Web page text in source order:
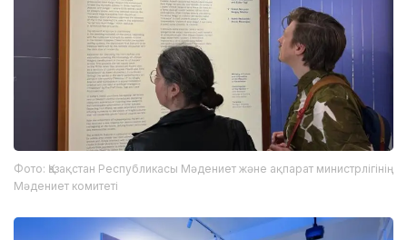
Фото: Қазақстан Республикасы Мәдениет және ақпарат министрлігінің
Мәдениет комитеті